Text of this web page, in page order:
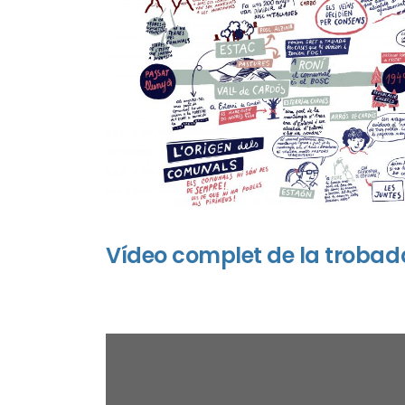
Vídeo complet de la